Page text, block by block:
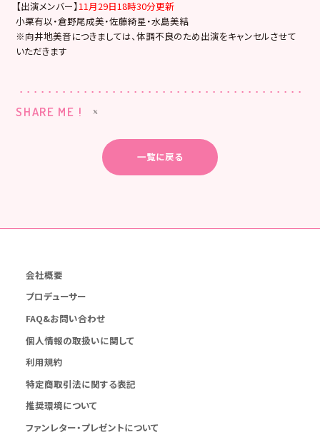
【出演メンバー】11月29日18時30分更新
小栗有以・倉野尾成美・佐藤綺星・水島美結
※向井地美音につきましては、体調不良のため出演をキャンセルさせて
いただきます
SHARE ME !
一覧に戻る
会社概要
プロデューサー
FAQ&お問い合わせ
個人情報の取扱いに関して
利用規約
特定商取引法に関する表記
推奨環境について
ファンレター・プレゼントについて